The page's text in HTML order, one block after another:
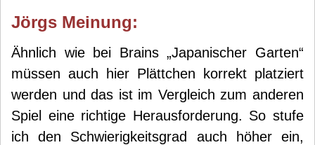
Jörgs Meinung:
Ähnlich wie bei Brains „Japanischer Garten“
müssen auch hier Plättchen korrekt platziert
werden und das ist im Vergleich zum anderen
Spiel eine richtige Herausforderung. So stufe
ich den Schwierigkeitsgrad auch höher ein,